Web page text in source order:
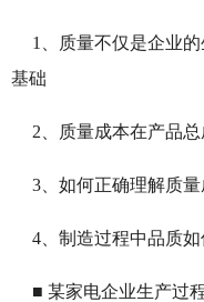
1、质量不仅是企业
基础
2、质量成本在产品
3、如何正确理解质量
4、制造过程中品质
■ 某家电企业生产过